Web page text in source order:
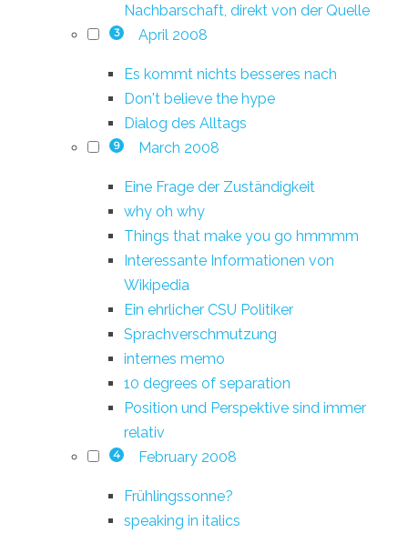
Nachbarschaft, direkt von der Quelle
3 April 2008
Es kommt nichts besseres nach
Don't believe the hype
Dialog des Alltags
9 March 2008
Eine Frage der Zuständigkeit
why oh why
Things that make you go hmmmm
Interessante Informationen von
Wikipedia
Ein ehrlicher CSU Politiker
Sprachverschmutzung
internes memo
10 degrees of separation
Position und Perspektive sind immer
relativ
4 February 2008
Frühlingssonne?
speaking in italics